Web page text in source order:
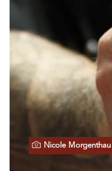
Nicole Morgenthau